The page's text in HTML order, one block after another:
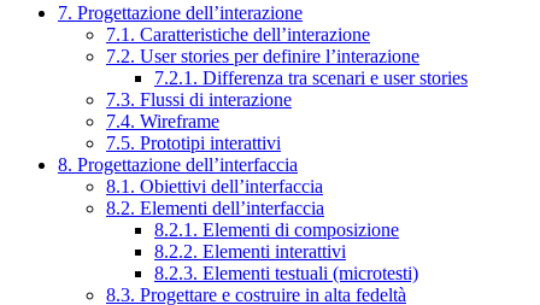
7. Progettazione dell’interazione
7.1. Caratteristiche dell’interazione
7.2. User stories per definire l’interazione
7.2.1. Differenza tra scenari e user stories
7.3. Flussi di interazione
7.4. Wireframe
7.5. Prototipi interattivi
8. Progettazione dell’interfaccia
8.1. Obiettivi dell’interfaccia
8.2. Elementi dell’interfaccia
8.2.1. Elementi di composizione
8.2.2. Elementi interattivi
8.2.3. Elementi testuali (microtesti)
8.3. Progettare e costruire in alta fedeltà